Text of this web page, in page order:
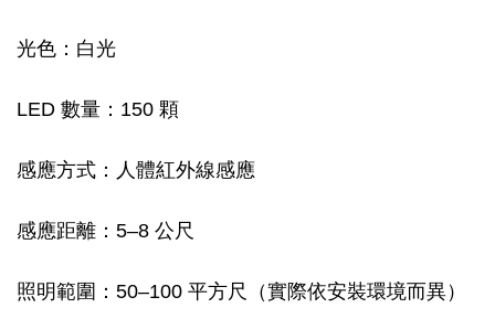
光色：白光
LED 數量：150 顆
感應方式：人體紅外線感應
感應距離：5–8 公尺
照明範圍：50–100 平方尺（實際依安裝環境而異）